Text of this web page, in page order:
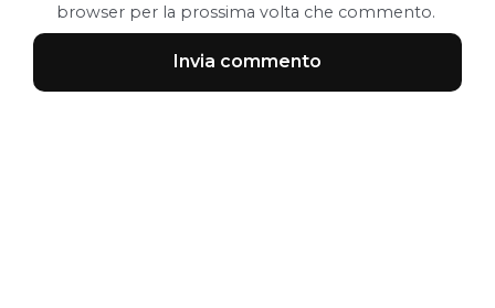
browser per la prossima volta che commento.